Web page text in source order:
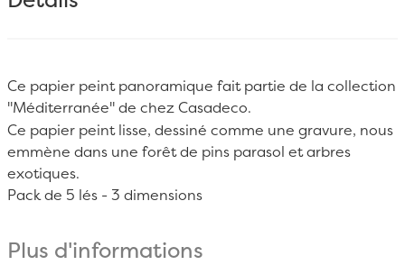
Ce papier peint panoramique fait partie de la collection
"Méditerranée" de chez Casadeco.
Ce papier peint lisse, dessiné comme une gravure, nous
emmène dans une forêt de pins parasol et arbres
exotiques.
Pack de 5 lés - 3 dimensions
Plus d'informations